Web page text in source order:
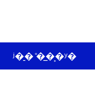
ʲ�̠� ̊�̲�͕�ʸ�